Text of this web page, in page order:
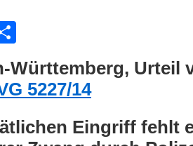
Württemberg, Urteil
5227/14
Eingriff fehlt